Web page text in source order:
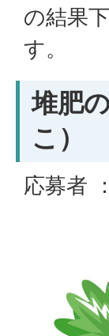
の結果
す。
堆肥
こ）
応募者